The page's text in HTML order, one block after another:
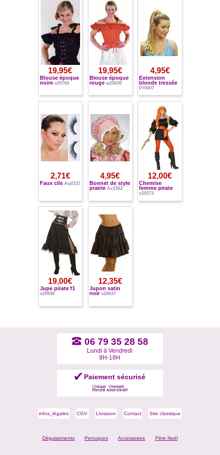
19,95€
Blouse époque
noire v29765
19,95€
Blouse époque
rougew20030
4,95€
Extension
blonde tressée
P70007
2,71€
Faux cils Aq0157
4,95€
Bonnet de style
prairieAc1562
12,00€
Chemise
femme pirate
v29373
19,00€
Jupe pirate f1
v29958
12,35€
Jupon satin
noirv29637
06 79 35 28 58
Lundi à Vendredi
8H-18H
Paiement sécurisé
infos_légales CGV Livraison Contact Site classique
Déguisements Perruques Accessoires Père Noël